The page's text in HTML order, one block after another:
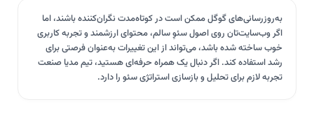
به‌روزرسانی‌های گوگل ممکن است در کوتاه‌مدت نگران‌کننده باشند، اما
اگر وب‌سایت‌تان روی اصول سئوِ سالم، محتوای ارزشمند و تجربه کاربری
خوب ساخته شده باشد، می‌تواند از این تغییرات به‌عنوان فرصتی برای
رشد استفاده کند. اگر دنبال یک همراه حرفه‌ای هستید، تیم مدیا صنعت
تجربه لازم برای تحلیل و بازسازی استراتژی سئو را دارد.